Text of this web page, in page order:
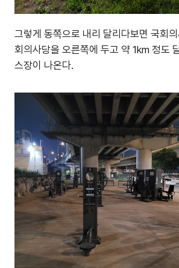
그렇게 동쪽으로 내리 달리다보면 국회
회의사당을 오른쪽에 두고 약 1km 정도
스장이 나온다.